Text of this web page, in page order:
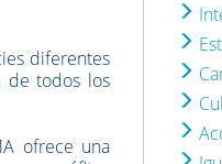
diferentes
de todos los
ofrece una